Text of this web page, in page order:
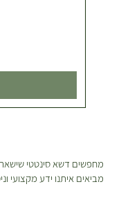
מחפשים דשא סינטטי שישאר
מביאים איתנו ידע מקצועי